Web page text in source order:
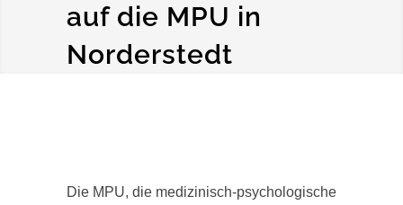
auf die MPU in
Norderstedt
Die MPU, die medizinisch-psychologische